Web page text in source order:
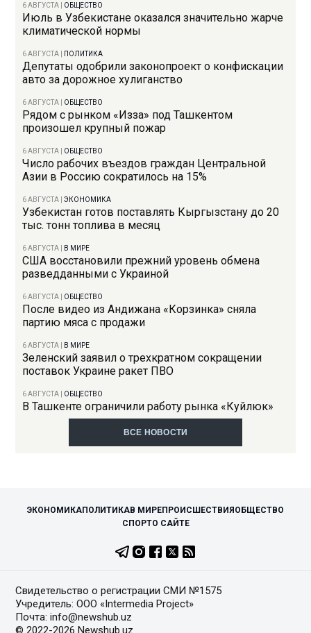
6 АВГУСТА ОБЩЕСТВО
Июль в Узбекистане оказался значительно жарче
климатической нормы
6 АВГУСТА ПОЛИТИКА
Депутаты одобрили законопроект о конфискации
авто за дорожное хулиганство
6 АВГУСТА ОБЩЕСТВО
Рядом с рынком «Изза» под Ташкентом
произошел крупный пожар
6 АВГУСТА ОБЩЕСТВО
Число рабочих въездов граждан Центральной
Азии в Россию сократилось на 15%
6 АВГУСТА |ЭКОНОМИКА
Узбекистан готов поставлять Кыргызстану до 20
тыс. тонн топлива в месяц
6 АВГУСТА В МИРЕ
США восстановили прежний уровень обмена
разведданными с Украиной
6 АВГУСТА ОБЩЕСТВО
После видео из Андижана «Корзинка» сняла
партию мяса с продажи
6 АВГУСТА В МИРЕ
Зеленский заявил о трехкратном сокращении
поставок Украине ракет ПВО
6 АВГУСТА ОБЩЕСТВО
В Ташкенте ограничили работу рынка «Куйлюк»
ВСЕ НОВОСТИ
ЭКОНОМИКАПОЛИТИКАВ МИРЕПРОИСШЕСТВИЯ ОБЩЕСТВО
СПОРТО САЙТЕ
Свидетельство о регистрации СМИ №1575
Учредитель: ООО «Intermedia Project»
Почта: info@newshub.uz
© 2022-2026 Newshub.uz